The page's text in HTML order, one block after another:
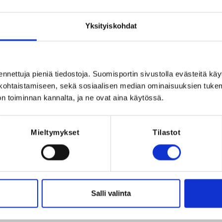
Yksityiskohdat
pieniä tiedostoja. Suomisportin sivustolla evästeitä
sekä sosiaalisen median ominaisuuksien
toiminnan kannalta, ja ne ovat aina käytössä.
Mieltymykset Tilastot
Salli valinta
ympäristö
Vantaa, Suomi
at 23:59
päivä *lounas *mukavaa toimintaa,
The registrant